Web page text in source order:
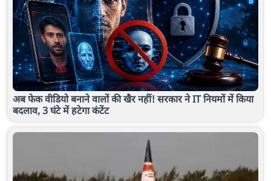
अब फेक वीडियो बनाने वालों की खैर नहीं! सरकार ने IT नियमों में किया
बदलाव, 3 घंटे में हटेगा कंटेंट